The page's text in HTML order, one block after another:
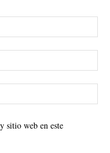
sitio web en este